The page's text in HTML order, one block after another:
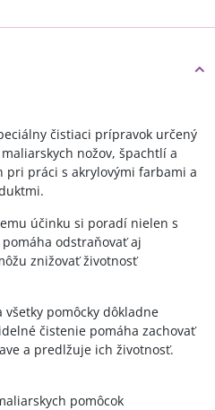
čistiaci prípravok určený
nožov, špachtlí a
pri práci s akrylovými farbami a
účinku si poradí nielen s
odstraňovať aj
znižovať životnosť
pomôcky dôkladne
čistenie pomáha zachovať
a predlžuje ich životnosť.
pomôcok